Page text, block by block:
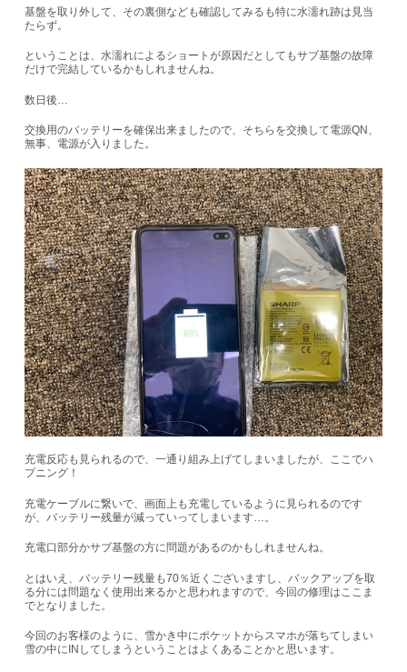
基盤を取り外して、その裏側なども確認してみるも特に水濡れ跡は見当
たらず。
ということは、水濡れによるショートが原因だとしてもサブ基盤の故障
だけで完結しているかもしれませんね。
数日後…
交換用のバッテリーを確保出来ましたので、そちらを交換して電源QN 、
無事、電源が入りました。
充電反応も見られるので、一通り組み上げてしまいましたが、ここでハ
プニング！
充電ケーブルに繋いで、画面上も充電しているように見られるのです
が、バッテリー残量が減っていってしまいます…。
充電口部分かサブ基盤の方に問題があるのかもしれませんね。
とはいえ、バッテリー残量も70％近くございますし、バックアップを取
る分には問題なく使用出来るかと思われますので、今回の修理はここま
でとなりました。
今回のお客様のように、雪かき中にポケットからスマホが落ちてしまい
雪の中に IN してしまうということはよくあることかと思います。